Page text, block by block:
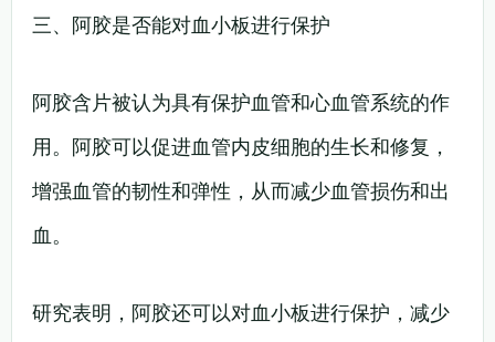
三、阿胶是否能对血小板进行保护
阿胶含片被认为具有保护血管和心血管系统的作
用。阿胶可以促进血管内皮细胞的生长和修复，
增强血管的韧性和弹性，从而减少血管损伤和出
血。
研究表明，阿胶还可以对血小板进行保护，减少